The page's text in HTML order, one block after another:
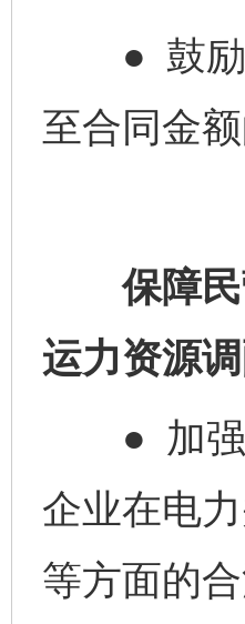
● 鼓励采
至合同金额
保障民
运力资源
● 加强对
企业在电
等方面的合